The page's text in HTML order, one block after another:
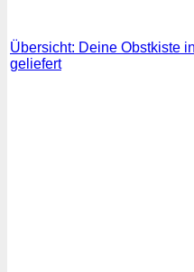
Übersicht: Deine Obstkiste
geliefert